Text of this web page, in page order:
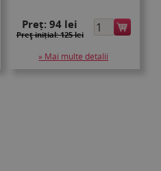
Preț:94 lei
Preţ inițial: 125 lei
» Mai multe detalii